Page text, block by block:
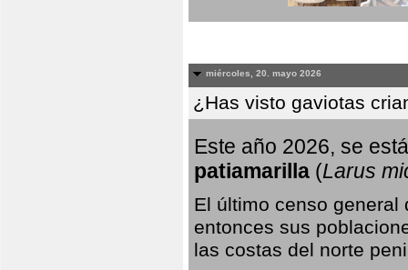
miércoles, 20. mayo 2026
¿Has visto gaviotas
Este año 2026, se
patiamarilla (Larus
El último censo
entonces sus
las costas del norte